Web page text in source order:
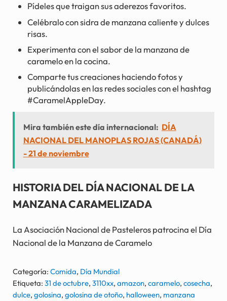
Pídeles que traigan sus aderezos favoritos.
Celébralo con sidra de manzana caliente y dulces
risas.
Experimenta con el sabor de la manzana de
caramelo en la cocina.
Comparte tus creaciones haciendo fotos y
publicándolas en las redes sociales con el hashtag
#CaramelAppleDay.
Mira también este día internacional: DÍA
NACIONAL DEL MANOPLAS ROJAS (CANADÁ)
- 21 de noviembre
HISTORIA DEL DÍA NACIONAL DE LA
MANZANA CARAMELIZADA
La Asociación Nacional de Pasteleros patrocina el Día
Nacional de la Manzana de Caramelo
Categoría: Comida, Día Mundial
Etiqueta: 31 de octubre, 3110xx, amazon, caramelo, cosecha,
dulce, golosina, golosina de otoño, halloween, manzana